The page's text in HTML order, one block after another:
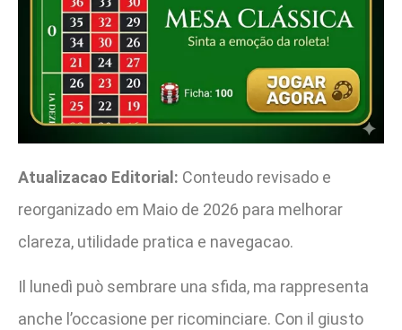
Atualizacao Editorial: Conteudo revisado e
reorganizado em Maio de 2026 para melhorar
clareza, utilidade pratica e navegacao.
Il lunedì può sembrare una sfida, ma rappresenta
anche l’occasione per ricominciare. Con il giusto